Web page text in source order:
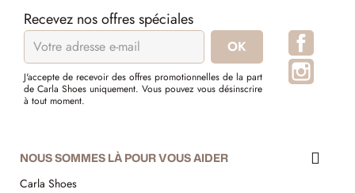
Recevez nos offres spéciales
J'accepte de recevoir des offres promotionnelles de la part
de Carla Shoes uniquement. Vous pouvez vous désinscrire
à tout moment.
NOUS SOMMES LÀ POUR VOUS AIDER
Carla Shoes